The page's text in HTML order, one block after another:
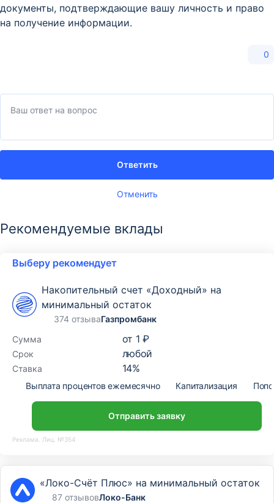
документы, подтверждающие вашу личность и право
на получение информации.
0
Отменить
Ответить
Рекомендуемые вклады
Выберу рекомендует
Накопительный счет «Доходный» на
минимальный остаток
374 отзываГазпромбанк
Сумма
от 1 ₽
Срок любой
Ставка 14%
Выплата процентов ежемесячно Капитализация
Отправить заявку
Реклама. Лиц. №354
«Локо-Счёт Плюс» на минимальный остаток
87 отзывовЛоко-Банк